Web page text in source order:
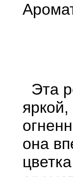
Эта
она